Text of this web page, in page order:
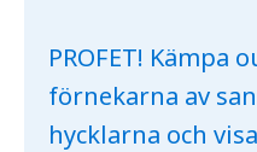
PROFET!
förnekarna av
hycklarna och